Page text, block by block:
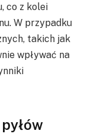
co z kolei
W przypadku
takich jak
wpływać na